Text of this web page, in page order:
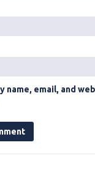
name, email, and